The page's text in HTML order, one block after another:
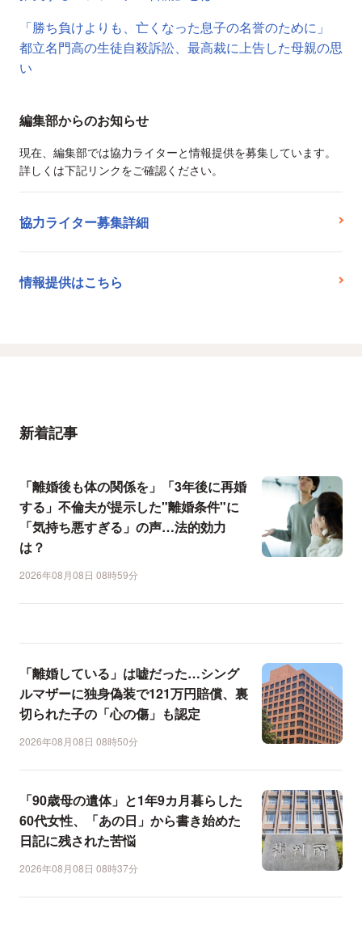
「勝ち負けよりも、亡くなった息子の名誉のために」
都立名門高の生徒自殺訴訟、最高裁に上告した母親の思
い
編集部からのお知らせ
現在、編集部では協力ライターと情報提供を募集しています。
詳しくは下記リンクをご確認ください。
協力ライター募集詳細
情報提供はこちら
新着記事
「離婚後も体の関係を」「3年後に再婚
する」不倫夫が提示した"離婚条件"に
「気持ち悪すぎる」の声…法的効力
は？
2026年08月08日 08時59分
「離婚している」は嘘だった…シング
ルマザーに独身偽装で121万円賠償、裏
切られた子の「心の傷」も認定
2026年08月08日 08時50分
「90歳母の遺体」と1年9カ月暮らした
60代女性、「あの日」から書き始めた
日記に残された苦悩
2026年08月08日 08時37分